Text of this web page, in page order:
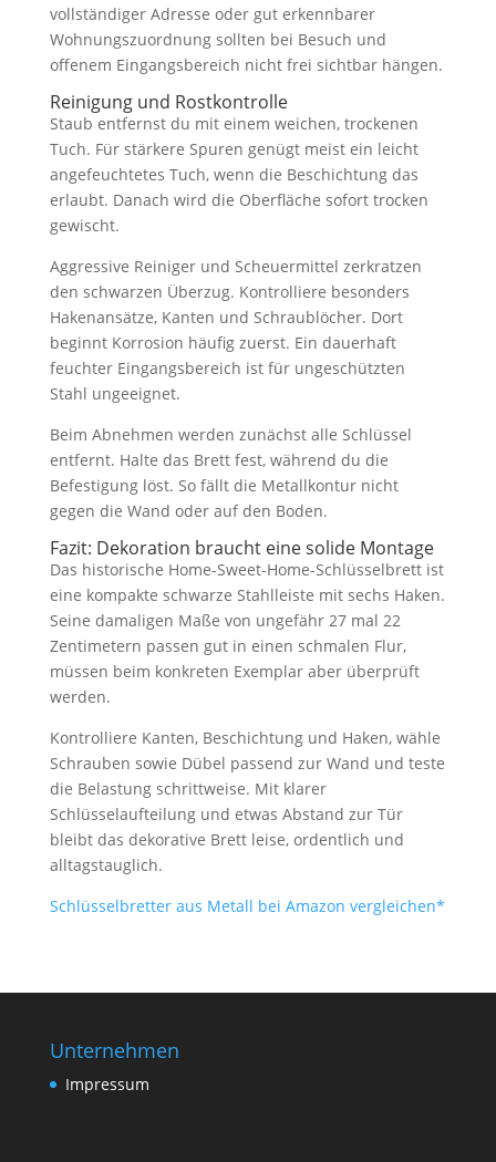
vollständiger Adresse oder gut erkennbarer
Wohnungszuordnung sollten bei Besuch und
offenem Eingangsbereich nicht frei sichtbar hängen.
Reinigung und Rostkontrolle
Staub entfernst du mit einem weichen, trockenen
Tuch. Für stärkere Spuren genügt meist ein leicht
angefeuchtetes Tuch, wenn die Beschichtung das
erlaubt. Danach wird die Oberfläche sofort trocken
gewischt.
Aggressive Reiniger und Scheuermittel zerkratzen
den schwarzen Überzug. Kontrolliere besonders
Hakenansätze, Kanten und Schraublöcher. Dort
beginnt Korrosion häufig zuerst. Ein dauerhaft
feuchter Eingangsbereich ist für ungeschützten
Stahl ungeeignet.
Beim Abnehmen werden zunächst alle Schlüssel
entfernt. Halte das Brett fest, während du die
Befestigung löst. So fällt die Metallkontur nicht
gegen die Wand oder auf den Boden.
Fazit: Dekoration braucht eine solide Montage
Das historische Home-Sweet-Home-Schlüsselbrett ist
eine kompakte schwarze Stahlleiste mit sechs Haken.
Seine damaligen Maße von ungefähr 27 mal 22
Zentimetern passen gut in einen schmalen Flur,
müssen beim konkreten Exemplar aber überprüft
werden.
Kontrolliere Kanten, Beschichtung und Haken, wähle
Schrauben sowie Dübel passend zur Wand und teste
die Belastung schrittweise. Mit klarer
Schlüsselaufteilung und etwas Abstand zur Tür
bleibt das dekorative Brett leise, ordentlich und
alltagstauglich.
Schlüsselbretter aus Metall bei Amazon vergleichen*
Unternehmen
Impressum